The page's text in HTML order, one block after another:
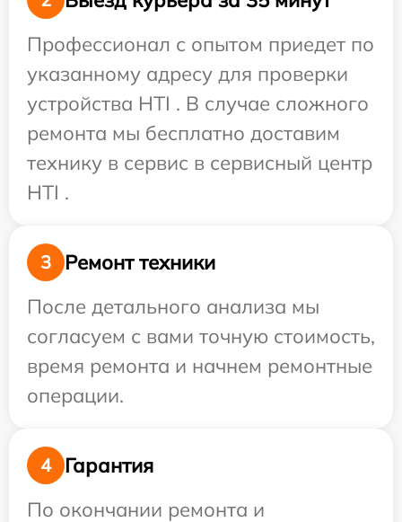
Профессионал с опытом приедет по
указанному адресу для проверки
устройства HTI . В случае сложного
ремонта мы бесплатно доставим
технику в сервис в сервисный центр
HTI .
3
Ремонт техники
После детального анализа мы
согласуем с вами точную стоимость,
время ремонта и начнем ремонтные
операции.
4
Гарантия
По окончании ремонта и